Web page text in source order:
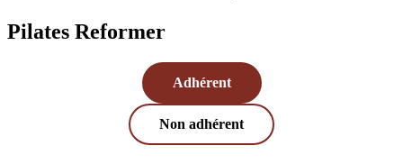
Pilates Reformer
Adhérent
Non adhérent